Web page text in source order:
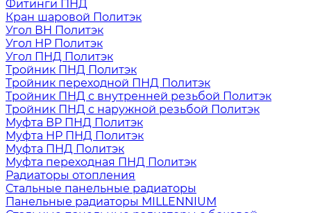
Фитинги ПНД
Кран шаровой Политэк
Угол ВН Политэк
Угол НР Политэк
Угол ПНД Политэк
Тройник ПНД Политэк
Тройник переходной ПНД Политэк
Тройник ПНД с внутренней резьбой Политэк
Тройник ПНД с наружной резьбой Политэк
Муфта ВР ПНД Политэк
Муфта НР ПНД Политэк
Муфта ПНД Политэк
Муфта переходная ПНД Политэк
Радиаторы отопления
Стальные панельные радиаторы
Панельные радиаторы MILLENNIUM